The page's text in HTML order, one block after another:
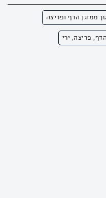
ממוגן הדף ופריצה
פריצה, ירי